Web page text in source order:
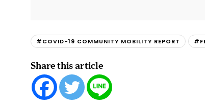
#COVID-19 COMMUNITY MOBILITY REPORT
Share this article